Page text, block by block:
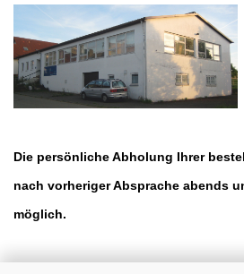
Die persönliche Abholung Ihrer
nach vorheriger Absprache abends
möglich.